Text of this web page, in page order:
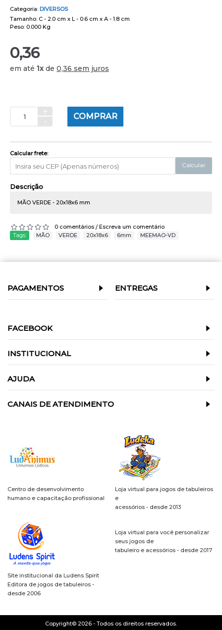
Categoria: DIVERSOS
Tamanho: C - 2.0 cm x L - 0.6 cm x A - 1.8 cm
Peso: 0.000 Kg
0,36
em até 1x de 0,36 sem juros
+
-
COMPRAR
Calcular frete:
Calcular
Descrição
MÃO VERDE - 20x18x6 mm
0 comentários / Escreva um comentário
Tags:
MÃO VERDE 20x18x6 6mm MEEMAO-VD
PAGAMENTOS ENTREGAS
FACEBOOK
INSTITUCIONAL
AJUDA
CANAIS DE ATENDIMENTO
Centro de desenvolvimento
humano e capacitação profissional
Loja virtual para jogos de tabuleiros
e
acessórios - desde 2013
Site institucional da Ludens Spirit
Editora de jogos de tabuleiros -
desde 2006
Loja virtual para você personalizar
seus jogos de
tabuleiro e acessórios - desde 2017
Copyright© 2026 - Todos os direitos reservados.